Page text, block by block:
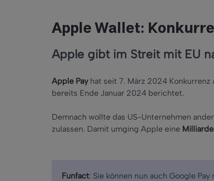
Apple Wallet:
Apple gibt im Streit mit EU
Apple Payhat seit 7. März 2024 Konkurrenz
bereits Ende Januar 2024 berichtet.
Demnach wollte das US-Unternehmen
zulassen. Damit umging Apple eine
Funfact: Sie können nun auch Google